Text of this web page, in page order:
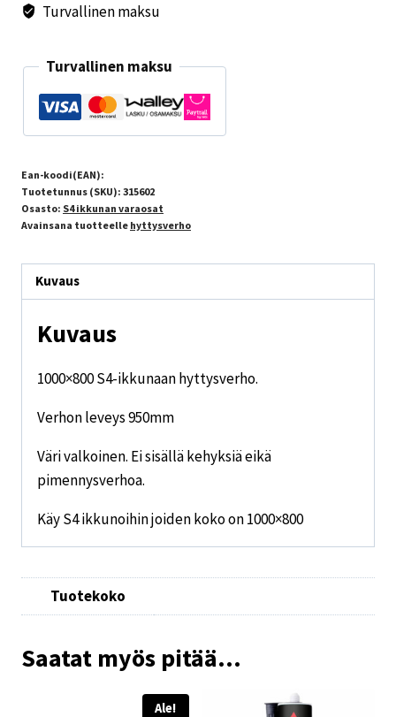
Turvallinen maksu
Turvallinen maksu
Ean-koodi(EAN):
Tuotetunnus (SKU): 315602
Osasto: S4 ikkunan varaosat
Avainsana tuotteelle hyttysverho
Kuvaus
Kuvaus
1000×800 S4-ikkunaan hyttysverho.
Verhon leveys 950mm
Väri valkoinen. Ei sisällä kehyksiä eikä
pimennysverhoa.
Käy S4 ikkunoihin joiden koko on 1000×800
Tuotekoko
Saatat myös pitää...
Ale!